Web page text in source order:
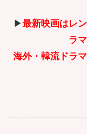
▶最新映画はレ
ラ
海外・韓流ドラ